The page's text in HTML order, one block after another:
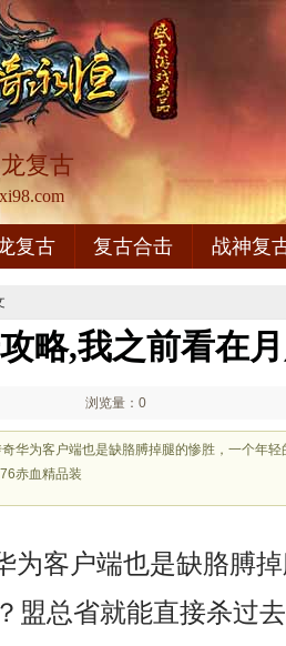
复古
复古 复古合击 战神复
略,我之前看在
浏览量：0
华为客户端也是缺胳膊掉腿的惨胜，一个年
赤血精品装
为客户端也是缺胳膊
盟总省就能直接杀过